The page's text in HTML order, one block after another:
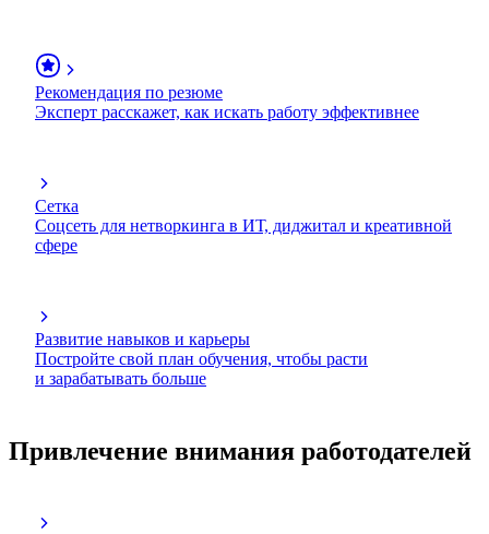
Рекомендация по резюме
Эксперт расскажет, как искать работу эффективнее
Сетка
Соцсеть для нетворкинга в ИТ, диджитал и креативной
сфере
Развитие навыков и карьеры
Постройте свой план обучения, чтобы расти
и зарабатывать больше
Привлечение внимания работодателей